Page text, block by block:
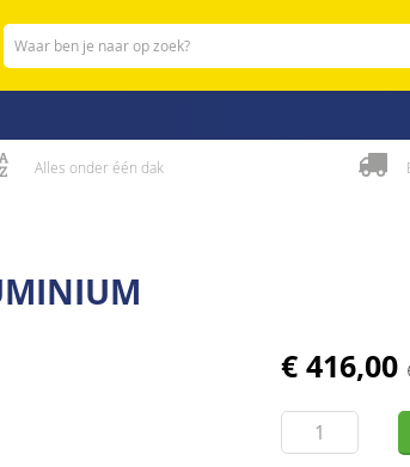
Zoeken
Alles onder één dak
€ 416,00